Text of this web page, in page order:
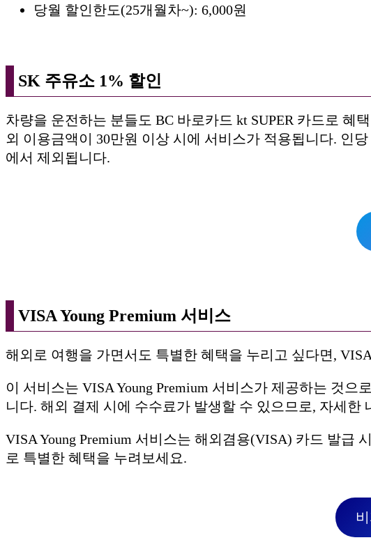
당월 할인한도(25개월차~): 6,000원
SK 주유소 1% 할인
차량을 운전하는 분들도 BC 바로카드 kt SUPER 카드로 혜
외 이용금액이 30만원 이상 시에 서비스가 적용됩니다. 인
에서 제외됩니다.
VISA Young Premium 서비스
해외로 여행을 가면서도 특별한 혜택을 누리고 싶다면,
이 서비스는 VISA Young Premium 서비스가 제공하는 것
니다. 해외 결제 시에 수수료가 발생할 수 있으므로, 자세
VISA Young Premium 서비스는 해외겸용(VISA) 카드 발급
로 특별한 혜택을 누려보세요.